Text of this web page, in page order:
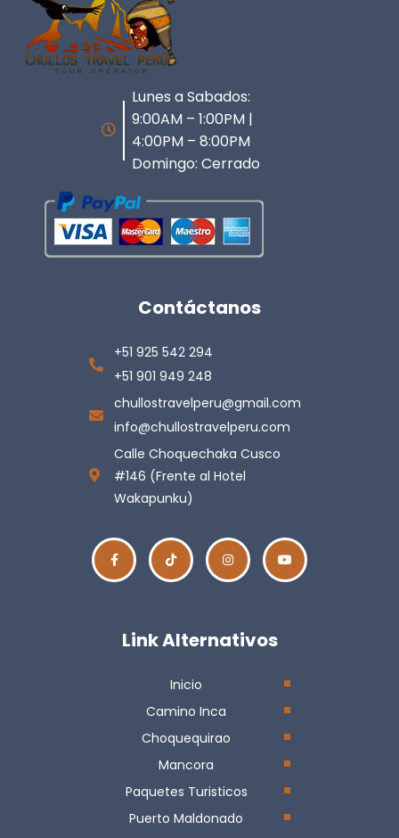
Lunes a Sabados:
9:00AM – 1:00PM |
4:00PM – 8:00PM
Domingo: Cerrado
Contáctanos
+51 925 542 294
+51 901 949 248
chullostravelperu@gmail.com
info@chullostravelperu.com
Calle Choquechaka Cusco
#146 (Frente al Hotel
Wakapunku)
Link Alternativos
Inicio
Camino Inca
Choquequirao
Mancora
Paquetes Turisticos
Puerto Maldonado